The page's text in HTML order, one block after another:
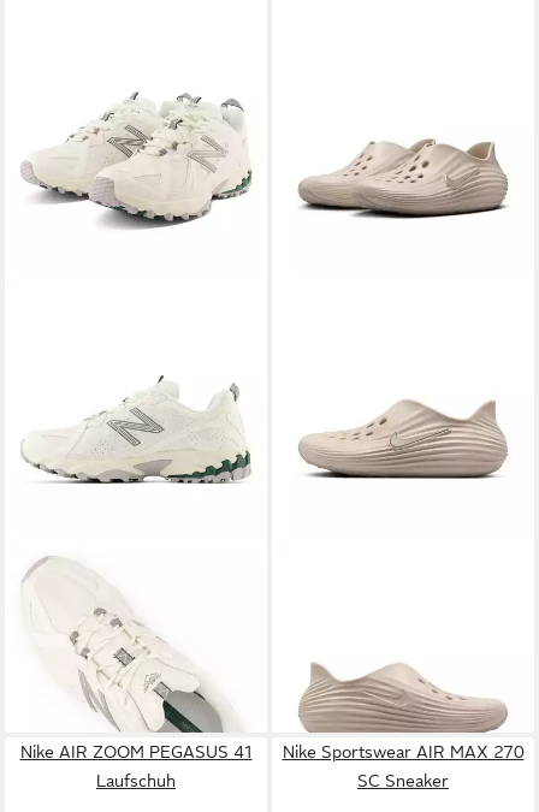
NEW BALANCE
ab 105,99 €
-19%
Nike AIR ZOOM PEGASUS 41
Laufschuh
Nike Sportswear AIR MAX 270
SC Sneaker